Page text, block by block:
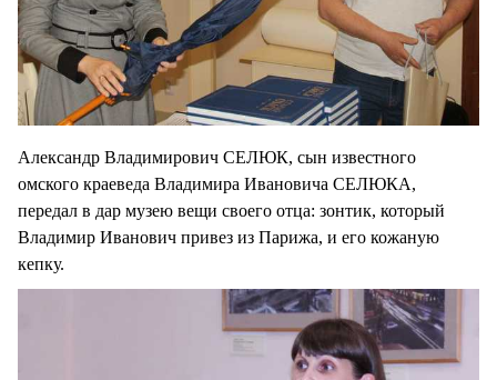
Александр Владимирович СЕЛЮК, сын известного
омского краеведа Владимира Ивановича СЕЛЮКА,
передал в дар музею вещи своего отца: зонтик, который
Владимир Иванович привез из Парижа, и его кожаную
кепку.